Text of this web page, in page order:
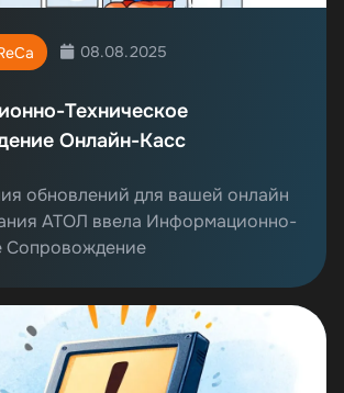
08.08.2025
Техническое
Онлайн-Касс
обновлений для вашей онлайн
АТОЛ ввела Информационно-
Сопровождение